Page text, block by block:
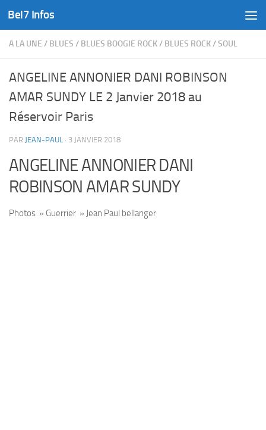
Skip to content
Bel7 Infos
A LA UNE / BLUES / BLUES BOOGIE ROCK/ BLUES ROCK/SOUL
ANGELINE ANNONIER DANI ROBINSON
AMAR SUNDY LE 2 Janvier 2018 au
Réservoir Paris
PAR JEAN-PAUL · 3 JANVIER 2018
ANGELINE ANNONIER DANI
ROBINSON AMAR SUNDY
Photos » Guerrier » Jean Paul bellanger